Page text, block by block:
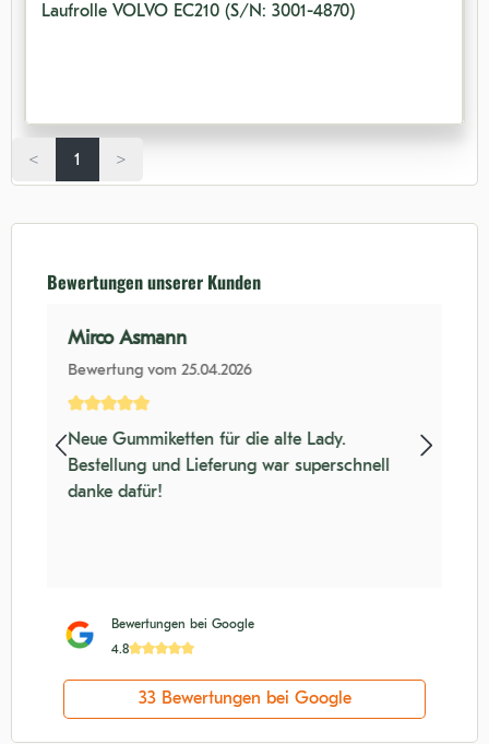
Laufrolle VOLVO EC210 (S/N: 3001-4870)
< 1 >
Bewertungen unserer Kunden
Mirco Asmann
Bewertung vom 25.04.2026
Durchschnittliche Bewertung von 5 von 5 Sternen
Neue Gummiketten für die alte Lady.
Bestellung und Lieferung war superschnell
danke dafür!
Bewertungen bei Google
4.8
33 Bewertungen bei Google